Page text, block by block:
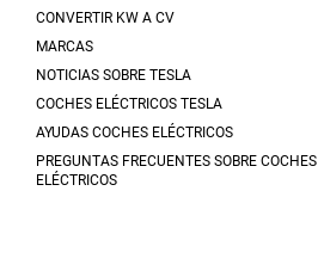
CONVERTIR KW A CV
MARCAS
NOTICIAS SOBRE TESLA
COCHES ELÉCTRICOS TESLA
AYUDAS COCHES ELÉCTRICOS
PREGUNTAS FRECUENTES SOBRE COCHES
ELÉCTRICOS